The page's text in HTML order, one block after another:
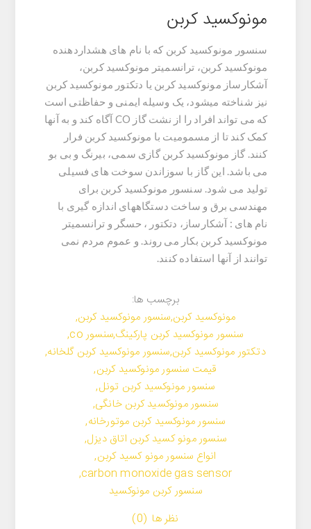
مونوکسید کربن
سنسور مونوکسید کربن که با نام های هشداردهنده
مونوکسید کربن، ترانسمیتر مونوکسید کربن،
آشکارساز مونوکسید کربن یا دتکتور مونوکسید کربن
نیز شناخته میشود، یک وسیله ایمنی و حفاظتی است
که می تواند افراد را از نشت گاز CO آگاه کند و به آنها
کمک کند تا از مسمومیت با مونوکسید کربن فرار
کنند. گاز مونوکسید کربن گازی سمی، بیرنگ و بی بو
می باشد. این گاز با سوزاندن سوخت های فسیلی
تولید می شود. سنسور مونوکسید کربن برای
مهندسی برق و ساخت دستگاههای اندازه گیری با
نام های : آشکارساز، دتکتور ، حسگر و ترانسمیتر
مونوکسید کربن بکار می روند. و عموم مردم نمی
توانند از آنها استفاده کنند.
برچسب ها:
مونوکسید کربن,سنسور مونوکسید کربن,
سنسور مونوکسید کربن پارکینگ,سنسور co
,
دتکتور مونوکسید کربن,سنسور مونوکسید کربن گلخانه,
قیمت سنسور مونوکسید کربن,
سنسور مونوکسید کربن تونل,
سنسور مونوکسید کربن خانگی,
سنسور مونوکسید کربن موتورخانه,
سنسور مونو کسید کربن اتاق دیزل,
انواع سنسور مونو کسید کربن,
carbon monoxide gas sensor
,
سنسور کربن مونوکسید
نظر ها (0)